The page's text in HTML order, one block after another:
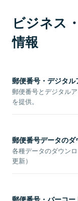
ビジネス
情報
郵便番号・デジタ
郵便番号とデジタル
を提供。
郵便番号データのダ
各種データのダウン
更新）